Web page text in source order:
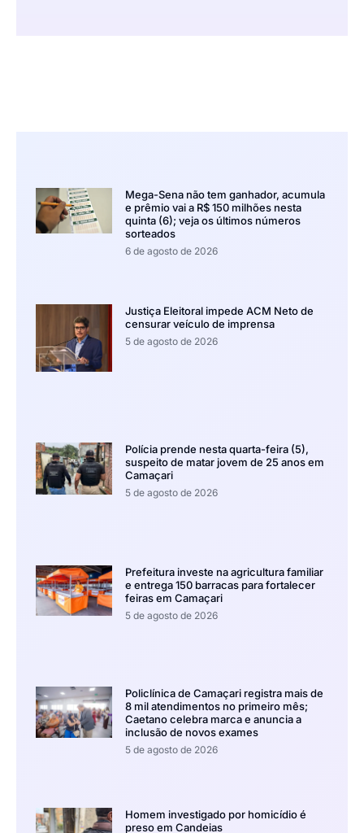
Mega-Sena não tem ganhador, acumula
e prêmio vai a R$ 150 milhões nesta
quinta (6); veja os últimos números
sorteados
6 de agosto de 2026
Justiça Eleitoral impede ACM Neto de
censurar veículo de imprensa
5 de agosto de 2026
Polícia prende nesta quarta-feira (5),
suspeito de matar jovem de 25 anos em
Camaçari
5 de agosto de 2026
Prefeitura investe na agricultura familiar
e entrega 150 barracas para fortalecer
feiras em Camaçari
5 de agosto de 2026
Policlínica de Camaçari registra mais de
8 mil atendimentos no primeiro mês;
Caetano celebra marca e anuncia a
inclusão de novos exames
5 de agosto de 2026
Homem investigado por homicídio é
preso em Candeias